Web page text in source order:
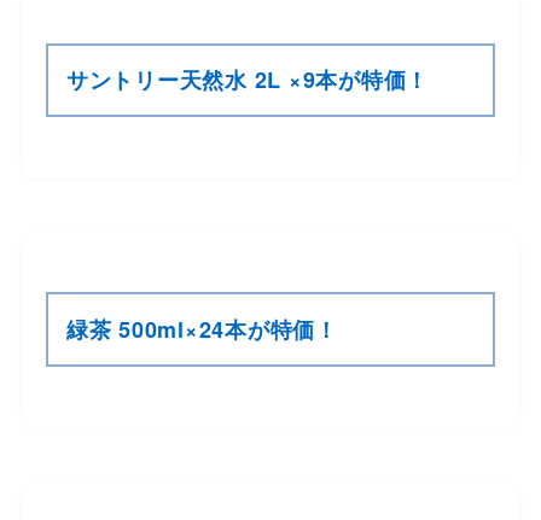
サントリー天然水 2L ×9本が特価！
緑茶 500ml×24本が特価！